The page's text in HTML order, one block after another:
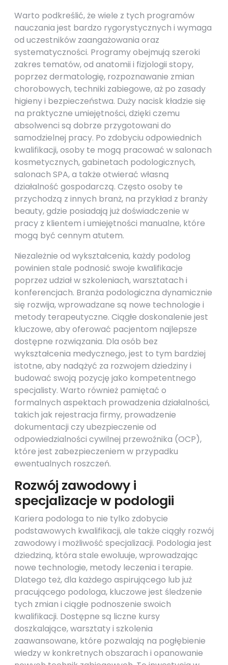
Warto podkreślić, że wiele z tych programów
nauczania jest bardzo rygorystycznych i wymaga
od uczestników zaangażowania oraz
systematyczności. Programy obejmują szeroki
zakres tematów, od anatomii i fizjologii stopy,
poprzez dermatologię, rozpoznawanie zmian
chorobowych, techniki zabiegowe, aż po zasady
higieny i bezpieczeństwa. Duży nacisk kładzie się
na praktyczne umiejętności, dzięki czemu
absolwenci są dobrze przygotowani do
samodzielnej pracy. Po zdobyciu odpowiednich
kwalifikacji, osoby te mogą pracować w salonach
kosmetycznych, gabinetach podologicznych,
salonach SPA, a także otwierać własną
działalność gospodarczą. Często osoby te
przychodzą z innych branż, na przykład z branży
beauty, gdzie posiadają już doświadczenie w
pracy z klientem i umiejętności manualne, które
mogą być cennym atutem.
Niezależnie od wykształcenia, każdy podolog
powinien stale podnosić swoje kwalifikacje
poprzez udział w szkoleniach, warsztatach i
konferencjach. Branża podologiczna dynamicznie
się rozwija, wprowadzane są nowe technologie i
metody terapeutyczne. Ciągłe doskonalenie jest
kluczowe, aby oferować pacjentom najlepsze
dostępne rozwiązania. Dla osób bez
wykształcenia medycznego, jest to tym bardziej
istotne, aby nadążyć za rozwojem dziedziny i
budować swoją pozycję jako kompetentnego
specjalisty. Warto również pamiętać o
formalnych aspektach prowadzenia działalności,
takich jak rejestracja firmy, prowadzenie
dokumentacji czy ubezpieczenie od
odpowiedzialności cywilnej przewoźnika (OCP),
które jest zabezpieczeniem w przypadku
ewentualnych roszczeń.
Rozwój zawodowy i
specjalizacje w podologii
Kariera podologa to nie tylko zdobycie
podstawowych kwalifikacji, ale także ciągły rozwój
zawodowy i możliwość specjalizacji. Podologia jest
dziedziną, która stale ewoluuje, wprowadzając
nowe technologie, metody leczenia i terapie.
Dlatego też, dla każdego aspirującego lub już
pracującego podologa, kluczowe jest śledzenie
tych zmian i ciągłe podnoszenie swoich
kwalifikacji. Dostępne są liczne kursy
doszkalające, warsztaty i szkolenia
zaawansowane, które pozwalają na pogłębienie
wiedzy w konkretnych obszarach i opanowanie